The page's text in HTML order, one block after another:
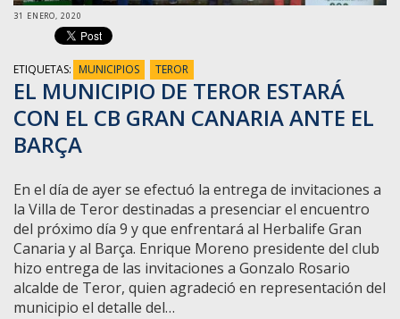
31 ENERO, 2020
ETIQUETAS: MUNICIPIOS TEROR
EL MUNICIPIO DE TEROR ESTARÁ
CON EL CB GRAN CANARIA ANTE EL
BARÇA
En el día de ayer se efectuó la entrega de invitaciones a
la Villa de Teror destinadas a presenciar el encuentro
del próximo día 9 y que enfrentará al Herbalife Gran
Canaria y al Barça. Enrique Moreno presidente del club
hizo entrega de las invitaciones a Gonzalo Rosario
alcalde de Teror, quien agradeció en representación del
municipio el detalle del…